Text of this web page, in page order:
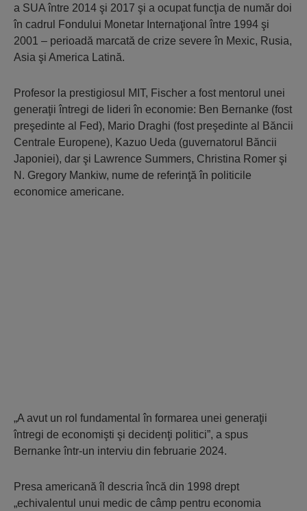
a SUA între 2014 şi 2017 şi a ocupat funcţia de număr doi
în cadrul Fondului Monetar Internaţional între 1994 şi
2001 – perioadă marcată de crize severe în Mexic, Rusia,
Asia şi America Latină.
Profesor la prestigiosul MIT, Fischer a fost mentorul unei
generaţii întregi de lideri în economie: Ben Bernanke (fost
preşedinte al Fed), Mario Draghi (fost preşedinte al Băncii
Centrale Europene), Kazuo Ueda (guvernatorul Băncii
Japoniei), dar şi Lawrence Summers, Christina Romer şi
N. Gregory Mankiw, nume de referinţă în politicile
economice americane.
„A avut un rol fundamental în formarea unei generaţii
întregi de economişti şi decidenţi politici”, a spus
Bernanke într-un interviu din februarie 2024.
Presa americană îl descria încă din 1998 drept
„echivalentul unui medic de câmp pentru economia